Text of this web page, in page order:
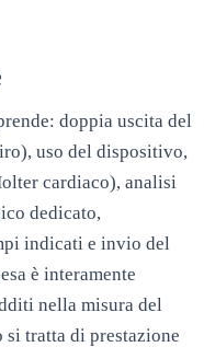
doppia uscita del
uso del dispositivo,
cardiaco), analisi
dedicato,
indicati e invio del
è interamente
nella misura del
si tratta di prestazione